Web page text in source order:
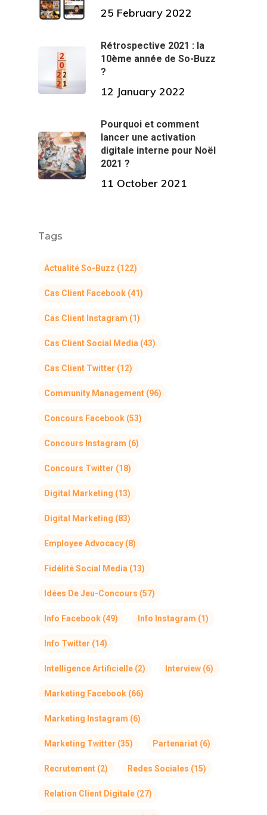
25 February 2022
Rétrospective 2021 : la
10ème année de So-Buzz
?
12 January 2022
Pourquoi et comment
lancer une activation
digitale interne pour Noël
2021 ?
11 October 2021
Tags
Actualité So-Buzz (122)
Cas Client Facebook (41)
Cas Client Instagram (1)
Cas Client Social Media (43)
Cas Client Twitter (12)
Community Management (96)
Concours Facebook (53)
Concours Instagram (6)
Concours Twitter (18)
Digital Marketing (13)
Digital Marketing (83)
Employee Advocacy (8)
Fidélité Social Media (13)
Idées De Jeu-Concours (57)
Info Facebook (49) Info Instagram (1)
Info Twitter (14)
Intelligence Artificielle (2) Interview (6)
Marketing Facebook (66)
Marketing Instagram (6)
Marketing Twitter (35) Partenariat (6)
Recrutement (2) Redes Sociales (15)
Relation Client Digitale (27)